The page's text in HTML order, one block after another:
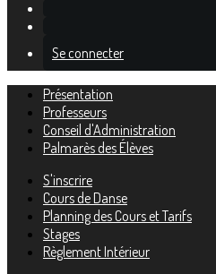
Se connecter
Présentation
Professeurs
Conseil d'Administration
Palmarès des Élèves
S'inscrire
Cours de Danse
Planning des Cours et Tarifs
Stages
Règlement Intérieur